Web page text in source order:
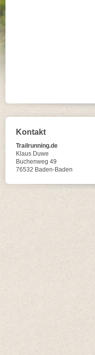
Kontakt
Trailrunning.de
Klaus Duwe
Buchenweg 49
76532 Baden-Baden